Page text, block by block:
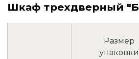
Шкаф трехдверный
Размер
упаковки